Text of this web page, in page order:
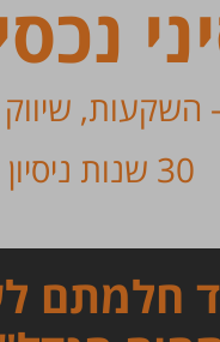
השקעות,
30 שנות ניסיון
חלמתם